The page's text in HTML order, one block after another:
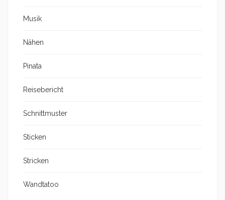
Musik
Nähen
Pinata
Reisebericht
Schnittmuster
Sticken
Stricken
Wandtatoo